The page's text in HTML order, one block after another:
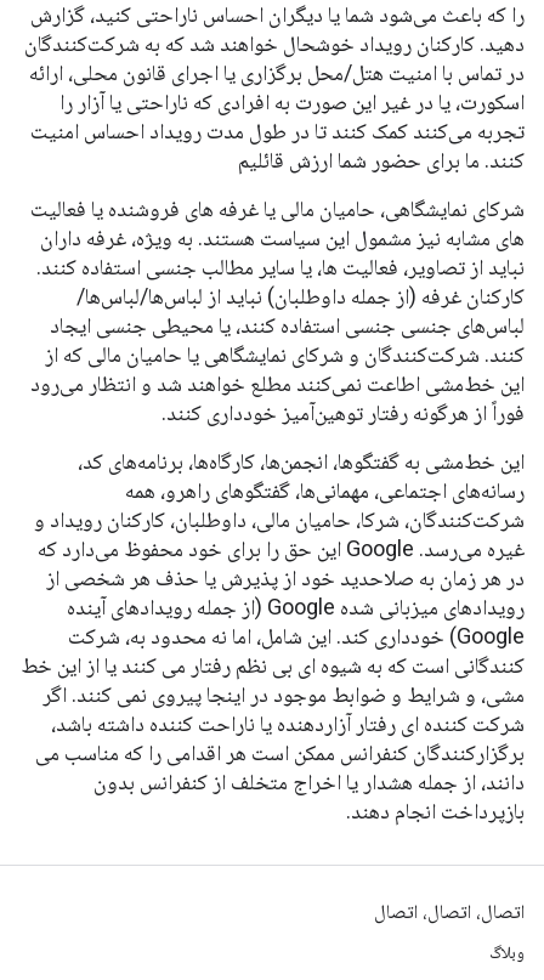
را که باعث می‌شود شما یا دیگران احساس ناراحتی کنید، گزارش
دهید. کارکنان رویداد خوشحال خواهند شد که به شرکت‌کنندگان
در تماس با امنیت هتل/محل برگزاری یا اجرای قانون محلی، ارائه
اسکورت، یا در غیر این صورت به افرادی که ناراحتی یا آزار را
تجربه می‌کنند کمک کنند تا در طول مدت رویداد احساس امنیت
کنند. ما برای حضور شما ارزش قائلیم
شرکای نمایشگاهی، حامیان مالی یا غرفه های فروشنده یا فعالیت
های مشابه نیز مشمول این سیاست هستند. به ویژه، غرفه داران
نباید از تصاویر، فعالیت ها، یا سایر مطالب جنسی استفاده کنند.
کارکنان غرفه (از جمله داوطلبان) نباید از لباس‌ها/لباس‌ها/
لباس‌های جنسی جنسی استفاده کنند، یا محیطی جنسی ایجاد
کنند. شرکت‌کنندگان و شرکای نمایشگاهی یا حامیان مالی که از
این خط‌مشی اطاعت نمی‌کنند مطلع خواهند شد و انتظار می‌رود
فوراً از هرگونه رفتار توهین‌آمیز خودداری کنند.
این خط‌مشی به گفتگوها، انجمن‌ها، کارگاه‌ها، برنامه‌های کد،
رسانه‌های اجتماعی، مهمانی‌ها، گفتگوهای راهرو، همه
شرکت‌کنندگان، شرکا، حامیان مالی، داوطلبان، کارکنان رویداد و
غیره می‌رسد. Google این حق را برای خود محفوظ می‌دارد که
در هر زمان به صلاحدید خود از پذیرش یا حذف هر شخصی از
رویدادهای میزبانی شده Google (از جمله رویدادهای آینده
Google) خودداری کند. این شامل، اما نه محدود به، شرکت
کنندگانی است که به شیوه ای بی نظم رفتار می کنند یا از این خط
مشی، و شرایط و ضوابط موجود در اینجا پیروی نمی کنند. اگر
شرکت کننده ای رفتار آزاردهنده یا ناراحت کننده داشته باشد،
برگزارکنندگان کنفرانس ممکن است هر اقدامی را که مناسب می
دانند، از جمله هشدار یا اخراج متخلف از کنفرانس بدون
بازپرداخت انجام دهند.
اتصال، اتصال، اتصال
وبلاگ